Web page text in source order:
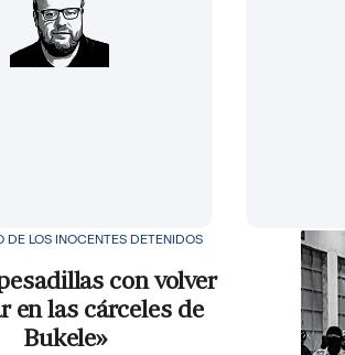
DE LOS INOCENTES DETENIDOS
con volver
en las cárceles de
Bukele»